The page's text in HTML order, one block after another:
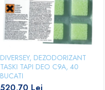
DIVERSEY, DEZODORIZANT
TASKI TAPI DEO C9A, 40
BUCATI